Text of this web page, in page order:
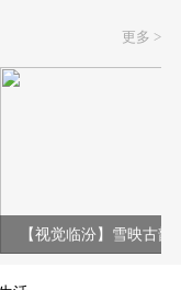
更多 >